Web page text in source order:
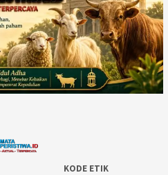
KODE ETIK